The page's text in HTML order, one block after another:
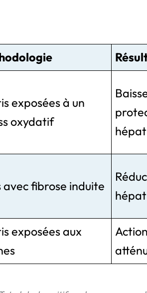
exposées à un
oxydatif
avec fibrose induite
exposées aux